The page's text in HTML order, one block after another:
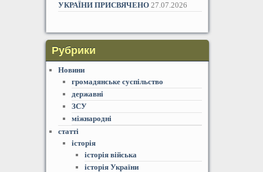
УКРАЇНИ ПРИСВЯЧЕНО 27.07.2026
Рубрики
Новини
громадянське суспільство
державні
ЗСУ
міжнародні
статті
історія
історія війська
історія України